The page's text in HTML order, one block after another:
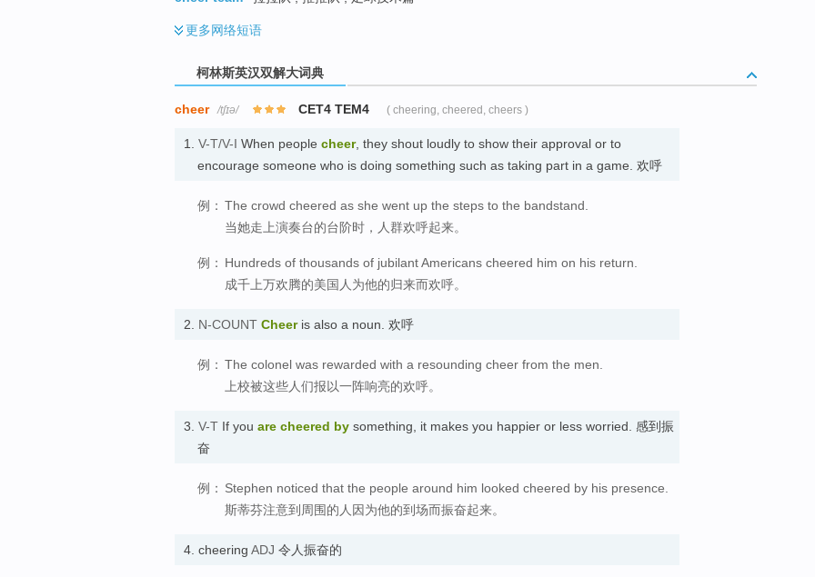
更多网络短语
柯林斯英汉双解大词典
cheer /tʃɪə/ CET4 TEM4 ( cheering, cheered, cheers )
1. V-T/V-I When people cheer, they shout loudly to show their approval or to
encourage someone who is doing something such as taking part in a game. 欢呼
例： The crowd cheered as she went up the steps to the bandstand.
当她走上演奏台的台阶时，人群欢呼起来。
例： Hundreds of thousands of jubilant Americans cheered him on his return.
成千上万欢腾的美国人为他的归来而欢呼。
2. N-COUNT Cheeris also a noun. 欢呼
例： The colonel was rewarded with a resounding cheer from the men.
上校被这些人们报以一阵响亮的欢呼。
3. V-T If you are cheered by something, it makes you happier or less worried. 感到振
奋
例： Stephen noticed that the people around him looked cheered by his presence.
斯蒂芬注意到周围的人因为他的到场而振奋起来。
4. cheering ADJ 令人振奋的